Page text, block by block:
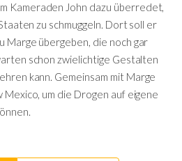
Kameraden John dazu überredet,
zu schmuggeln. Dort soll er
Marge übergeben, die noch gar
schon zwielichtige Gestalten
kann. Gemeinsam mit Marge
um die Drogen auf eigene